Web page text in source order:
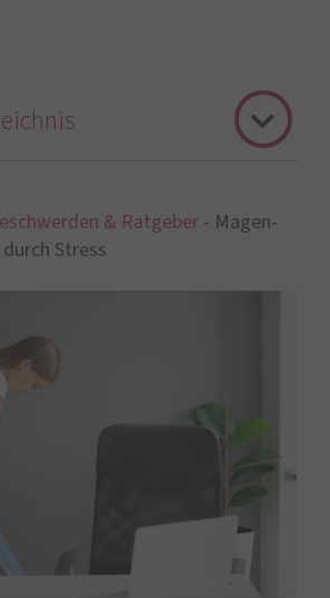
& Ratgeber- Magen-
Stress